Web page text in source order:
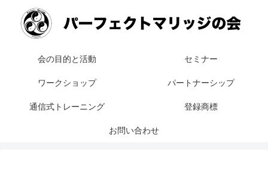
会の目的と活動 セミナー
ワークショップ パートナーシップ
通信式トレーニング 登録商標
お問い合わせ